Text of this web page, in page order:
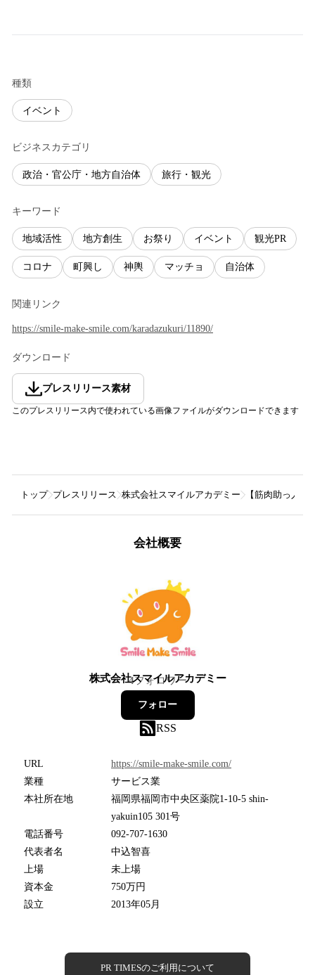
種類
イベント
ビジネスカテゴリ
政治・官公庁・地方自治体 旅行・観光
キーワード
地域活性 地方創生 お祭り イベント 観光PR
コロナ 町興し 神輿 マッチョ 自治体
関連リンク
https://smile-make-smile.com/karadazukuri/11890/
ダウンロード
プレスリリース素材
このプレスリリース内で使われている画像ファイルがダウンロードできます
トップ プレスリリース 株式会社スマイルアカデミー 【筋肉助っ人
会社概要
株式会社スマイルアカデミー
4フォロワー
フォロー
RSS
URL
https://smile-make-smile.com/
業種
サービス業
本社所在地
福岡県福岡市中央区薬院1-10-5 shin-
yakuin105 301号
電話番号
092-707-1630
代表者名
中込智喜
上場
未上場
資本金
750万円
設立
2013年05月
PR TIMESのご利用について